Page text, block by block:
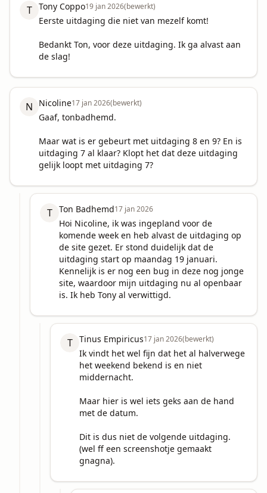
T Tony Coppo19 jan 2026(bewerkt)
Eerste uitdaging die niet van mezelf komt!
Bedankt Ton, voor deze uitdaging. Ik ga alvast aan
de slag!
N Nicoline17 jan 2026(bewerkt)
Gaaf, tonbadhemd.
Maar wat is er gebeurt met uitdaging 8 en 9? En is
uitdaging 7 al klaar? Klopt het dat deze uitdaging
gelijk loopt met uitdaging 7?
T Ton Badhemd17 jan 2026
Hoi Nicoline, ik was ingepland voor de
komende week en heb alvast de uitdaging op
de site gezet. Er stond duidelijk dat de
uitdaging start op maandag 19 januari.
Kennelijk is er nog een bug in deze nog jonge
site, waardoor mijn uitdaging nu al openbaar
is. Ik heb Tony al verwittigd.
T Tinus Empiricus17 jan 2026(bewerkt)
Ik vindt het wel fijn dat het al halverwege
het weekend bekend is en niet
middernacht.
Maar hier is wel iets geks aan de hand
met de datum.
Dit is dus niet de volgende uitdaging.
(wel ff een screenshotje gemaakt
gnagna).